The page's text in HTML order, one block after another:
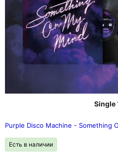
Single
Purple Disco Machine - Something
Есть в наличии